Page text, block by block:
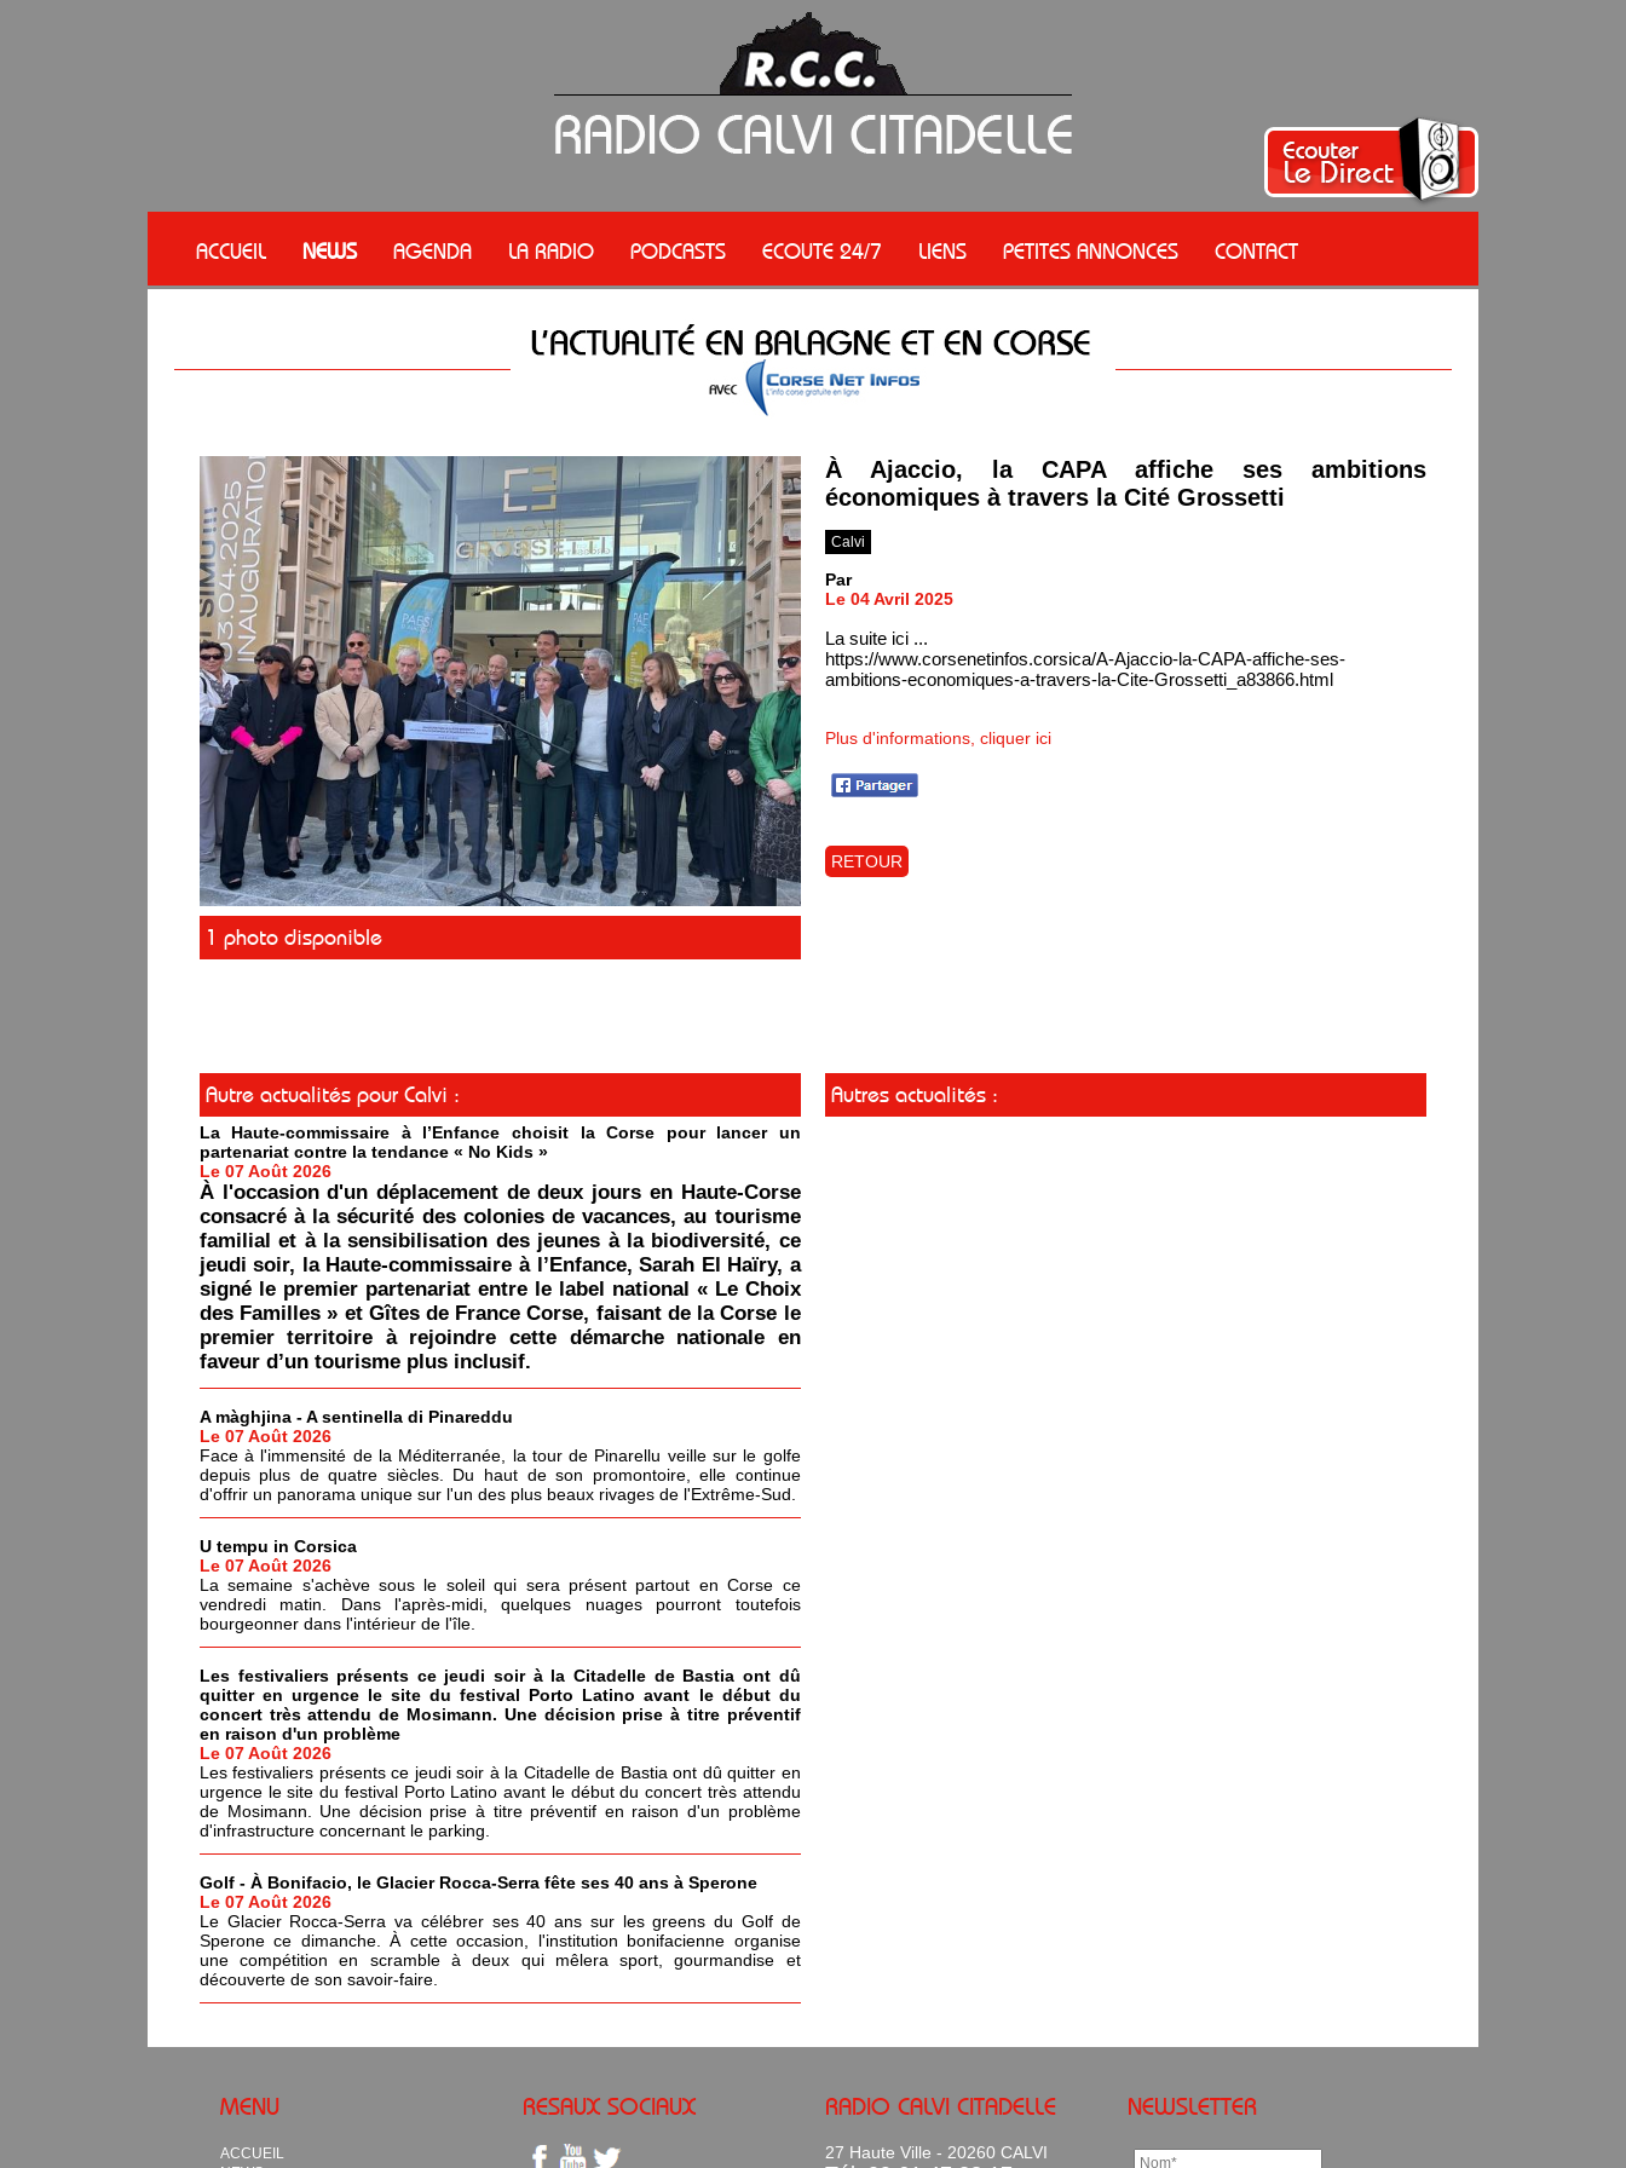
ACCUEIL NEWS AGENDA LA RADIO PODCASTS ECOUTE 24/7 LIENS PETITES ANNONCES CONTACT
1 photo disponible
À Ajaccio, la CAPA affiche ses ambitions
économiques à travers la Cité Grossetti
Calvi
Par
Le 04 Avril 2025
La suite ici ...
https://www.corsenetinfos.corsica/A-Ajaccio-la-CAPA-affiche-ses-
ambitions-economiques-a-travers-la-Cite-Grossetti_a83866.html
Plus d'informations, cliquer ici
RETOUR
Autre actualités pour Calvi :
La Haute-commissaire à l’Enfance choisit la Corse pour lancer un
partenariat contre la tendance « No Kids »
Le 07 Août 2026
À l'occasion d'un déplacement de deux jours en Haute-Corse
consacré à la sécurité des colonies de vacances, au tourisme
familial et à la sensibilisation des jeunes à la biodiversité, ce
jeudi soir, la Haute-commissaire à l’Enfance, Sarah El Haïry, a
signé le premier partenariat entre le label national « Le Choix
des Familles » et Gîtes de France Corse, faisant de la Corse le
premier territoire à rejoindre cette démarche nationale en
faveur d’un tourisme plus inclusif.
A màghjina - A sentinella di Pinareddu
Le 07 Août 2026
Face à l'immensité de la Méditerranée, la tour de Pinarellu veille sur le golfe
depuis plus de quatre siècles. Du haut de son promontoire, elle continue
d'offrir un panorama unique sur l'un des plus beaux rivages de l'Extrême-Sud.
U tempu in Corsica
Le 07 Août 2026
La semaine s'achève sous le soleil qui sera présent partout en Corse ce
vendredi matin. Dans l'après-midi, quelques nuages pourront toutefois
bourgeonner dans l'intérieur de l'île.
Les festivaliers présents ce jeudi soir à la Citadelle de Bastia ont dû
quitter en urgence le site du festival Porto Latino avant le début du
concert très attendu de Mosimann. Une décision prise à titre préventif
en raison d'un problème
Le 07 Août 2026
Les festivaliers présents ce jeudi soir à la Citadelle de Bastia ont dû quitter en
urgence le site du festival Porto Latino avant le début du concert très attendu
de Mosimann. Une décision prise à titre préventif en raison d'un problème
d'infrastructure concernant le parking.
Golf - À Bonifacio, le Glacier Rocca-Serra fête ses 40 ans à Sperone
Le 07 Août 2026
Le Glacier Rocca-Serra va célébrer ses 40 ans sur les greens du Golf de
Sperone ce dimanche. À cette occasion, l'institution bonifacienne organise
une compétition en scramble à deux qui mêlera sport, gourmandise et
découverte de son savoir-faire.
Autres actualités :
MENU
ACCUEIL
RESAUX SOCIAUX RADIO CALVI CITADELLE
27 Haute Ville - 20260 CALVI
NEWSLETTER